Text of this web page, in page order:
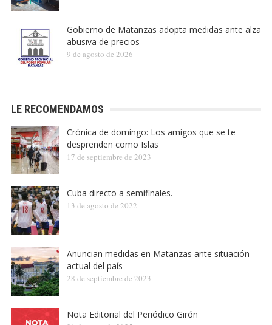
Gobierno de Matanzas adopta medidas ante alza
abusiva de precios
9 de agosto de 2026
LE RECOMENDAMOS
Crónica de domingo: Los amigos que se te
desprenden como Islas
17 de septiembre de 2023
Cuba directo a semifinales.
13 de agosto de 2022
Anuncian medidas en Matanzas ante situación
actual del país
28 de septiembre de 2023
Nota Editorial del Periódico Girón